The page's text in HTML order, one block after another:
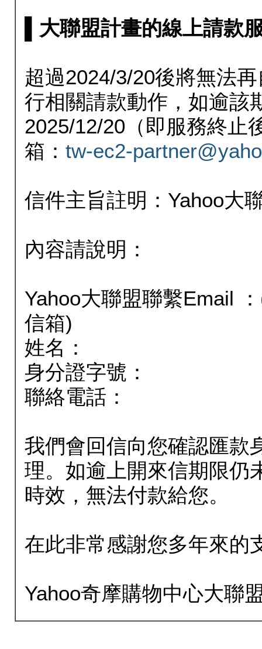
▌大聯盟計畫的線上請款
超過2024/3/20後將無法
行相關請款動作，如逾該
2025/12/20（即服務終止
箱： tw-ec2-
信件主旨註明：Yahoo大
內容請說明：
Yahoo大聯盟聯繫Email
信箱)
姓名：
身分證字號：
聯絡電話：
我們會回信向您確認匯款
理。如逾上開來信期限仍
時效，無法付款給您。
在此非常感謝您多年來的
Yahoo奇摩購物中心大